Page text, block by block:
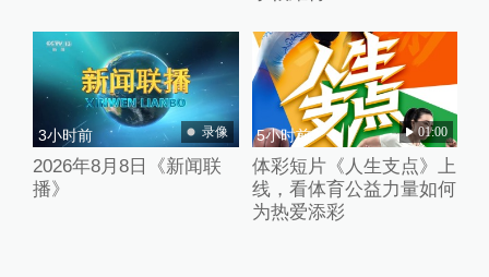
3小时前 录像
2026年8月8日《新闻联
播》
5小时前 01:00
体彩短片《人生支点》上
线，看体育公益力量如何
为热爱添彩